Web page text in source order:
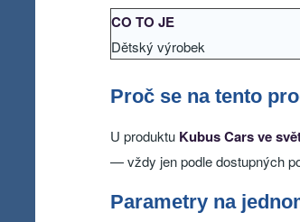
CO TO JE
Dětský výrobek
Proč se na tento
U produktu Kubus Cars ve
— vždy jen podle dostupných
Parametry na